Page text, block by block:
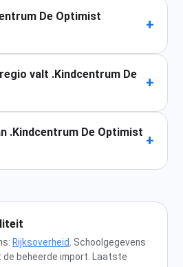
De Optimist
+
valt .Kindcentrum De
+
.Kindcentrum De Optimist +
Rijksoverheid . Schoolgegevens
beheerde import. Laatste